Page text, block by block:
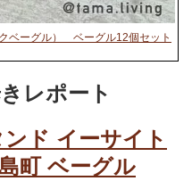
ベーグル） ベーグル12個セット
レポート
ンド イーサイト
町 ベーグル